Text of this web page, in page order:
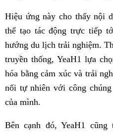
Hiệu ứng này cho thấy nội
thể tạo tác động trực tiếp
hướng du lịch trải nghiệm.
truyền thống, YeaH1 lựa
hóa bằng cảm xúc và trải
nối tự nhiên với công
của mình.
Bên cạnh đó, YeaH1